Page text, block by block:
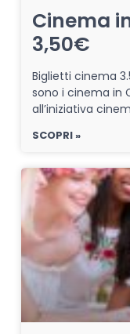
Cinema
3,50€
Biglietti cinema
sono i cinema in
all’iniziativa
SCOPRI »